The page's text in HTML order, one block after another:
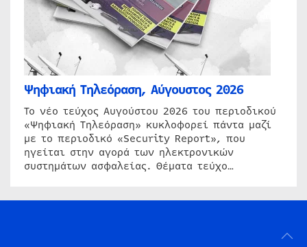
Ψηφιακή Τηλεόραση, Αύγουστος 2026
Το νέο τεύχος Αυγούστου 2026 του περιοδικού
«Ψηφιακή Τηλεόραση» κυκλοφορεί πάντα μαζί
με το περιοδικό «Security Report», που
ηγείται στην αγορά των ηλεκτρονικών
συστημάτων ασφαλείας. Θέματα τεύχο…